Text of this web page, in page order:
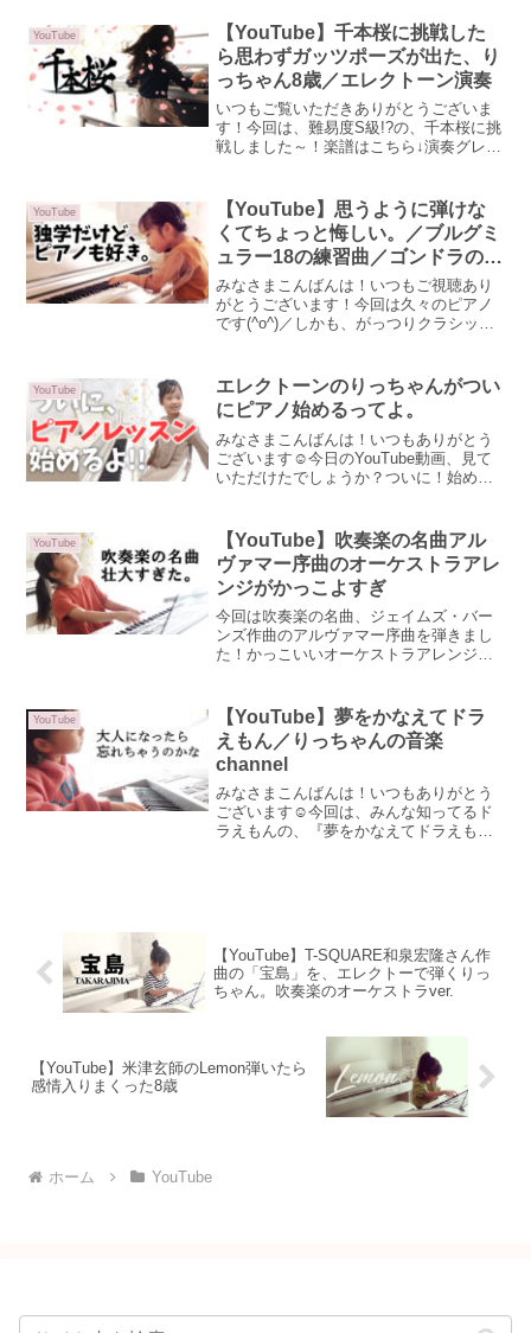
YouTubeのMVは邦楽の中でトップの再生
数なんだとか。そん...
YouTube
【YouTube】千本桜に挑戦した
ら思わずガッツポーズが出た、り
っちゃん8歳／エレクトーン演奏
いつもご覧いただきありがとうございま
す！今回は、難易度S級!?の、千本桜に挑
戦しました～！楽譜はこちら↓演奏グレー
ありましたが、速弾きのところを聴い
て、どうしてもこ...
YouTube
【YouTube】思うように弾けな
くてちょっと悔しい。／ブルグミ
ュラー18の練習曲／ゴンドラの船
頭歌／りっちゃんの音楽channel
みなさまこんばんは！いつもご視聴あり
がとうございます！今回は久々のピアノ
です(^o^)／しかも、がっつりクラシッ
度聴いたら何度も聴きたくなるような、
美しい旋律の曲です。...
YouTube
エレクトーンのりっちゃんがつい
にピアノ始めるってよ。
みなさまこんばんは！いつもありがとう
ございます☺今日のYouTube動画、見て
いただけたでしょうか？ついに！始める
ン専攻娘が通っている、ヤマハ音楽教
室。"音楽教室"と...
YouTube
【YouTube】吹奏楽の名曲アル
ヴァマー序曲のオーケストラアレ
ンジがかっこよすぎ
今回は吹奏楽の名曲、ジェイムズ・バー
ンズ作曲のアルヴァマー序曲を弾きまし
た！かっこいいオーケストラアレンジの
ットされています。カットされているけ
ど、壮大なアレンジにな...
YouTube
【YouTube】夢をかなえてドラ
えもん／りっちゃんの音楽
channel
みなさまこんばんは！いつもありがとう
ございます☺今回は、みんな知ってるド
ラえもんの、『夢をかなえてドラえも
【YouTube】T-SQUARE和泉宏隆さん作
曲の「宝島」を、エレクトーで弾くりっ
ちゃん。吹奏楽のオーケストラver.
【YouTube】米津玄師のLemon弾いたら
感情入りまくった8歳
ホーム YouTube